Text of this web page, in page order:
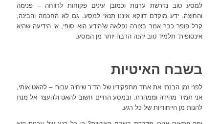
למסע טוב נדרשת ערנות וכמובן עינים פקוחות לרווחה – פנימה
והחוצה. ידע מוקדם דווקא איננו תנאי למסע. גם לא החכמה והבינה,
קרל פופר כבר אמר בצורה נפלאה ש’הידע הוא סופי, אי הידיעה שהיא
אינסופית’ תלמיד טוב יהנה הרבה יותר מן המסע.
בשבח האיטיות
לפני זמן הבנתי את אחד מתפקידיו של הד”ר שיחיה עבורי – להאט אותי,
אני תמיד מהירה וממהרת. ובמסע החיים חשוב להאט ולהעצר אל מנת
להנות מן הייחודיות של כל רגע.